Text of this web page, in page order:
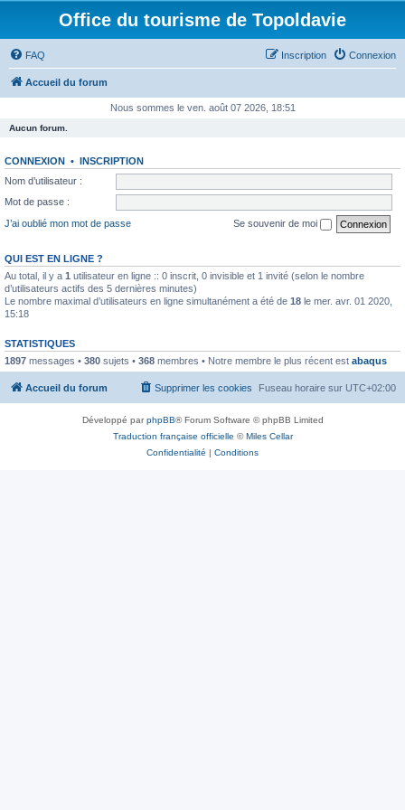
Office du tourisme de Topoldavie
FAQ Connexion
Inscription
Accueil du forum
Nous sommes le ven. août 07 2026, 18:51
Aucun forum.
CONNEXION • INSCRIPTION
Nom d’utilisateur :
Mot de passe :
J’ai oublié mon mot de passe
Se souvenir de moi
QUI EST EN LIGNE ?
Au total, il y a 1 utilisateur en ligne :: 0 inscrit, 0 invisible et 1 invité (selon le nombre
d’utilisateurs actifs des 5 dernières minutes)
Le nombre maximal d’utilisateurs en ligne simultanément a été de 18 le mer. avr. 01 2020,
15:18
STATISTIQUES
1897 messages • 380 sujets • 368 membres • Notre membre le plus récent est abaqus
Accueil du forum Fuseau horaire sur UTC+02:00
Supprimer les cookies
Développé parphpBB® Forum Software © phpBB Limited
Traduction française officielle ©Miles Cellar
Confidentialité | Conditions